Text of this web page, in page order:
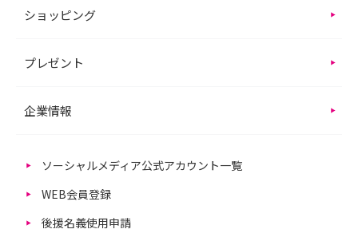
ショッピング
プレゼント
企業情報
ソーシャルメディア公式アカウント一覧
WEB会員登録
後援名義使用申請